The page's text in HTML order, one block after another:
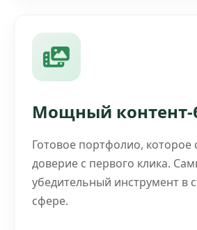
Мощный контент-
Готовое портфолио, которое
доверие с первого клика.
убедительный инструмент в
сфере.